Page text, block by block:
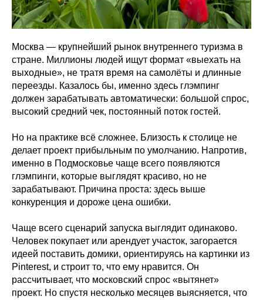
Москва — крупнейший рынок внутреннего туризма в
стране. Миллионы людей ищут формат «выехать на
выходные», не тратя время на самолёты и длинные
переезды. Казалось бы, именно здесь глэмпинг
должен зарабатывать автоматически: большой спрос,
высокий средний чек, постоянный поток гостей.
Но на практике всё сложнее. Близость к столице не
делает проект прибыльным по умолчанию. Напротив,
именно в Подмосковье чаще всего появляются
глэмпинги, которые выглядят красиво, но не
зарабатывают. Причина проста: здесь выше
конкуренция и дороже цена ошибки.
Чаще всего сценарий запуска выглядит одинаково.
Человек покупает или арендует участок, загорается
идеей поставить домики, ориентируясь на картинки из
Pinterest, и строит то, что ему нравится. Он
рассчитывает, что московский спрос «вытянет»
проект. Но спустя несколько месяцев выясняется, что